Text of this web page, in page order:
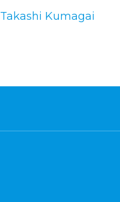
Takashi Kumagai